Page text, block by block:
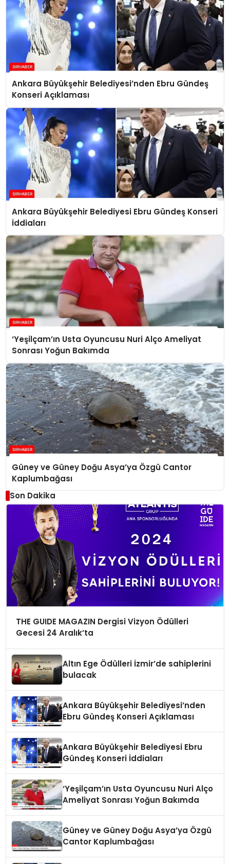
Ankara Büyükşehir Belediyesi’nden Ebru Gündeş
Konseri Açıklaması
Ankara Büyükşehir Belediyesi Ebru Gündeş Konseri
İddiaları
‘Yeşilçam’ın Usta Oyuncusu Nuri Alço Ameliyat
Sonrası Yoğun Bakımda
Güney ve Güney Doğu Asya’ya Özgü Cantor
Kaplumbağası
Son Dakika
THE GUIDE MAGAZIN Dergisi Vizyon Ödülleri
Gecesi 24 Aralık’ta
Altın Ege Ödülleri İzmir’de sahiplerini
bulacak
Ankara Büyükşehir Belediyesi’nden
Ebru Gündeş Konseri Açıklaması
Ankara Büyükşehir Belediyesi Ebru
Gündeş Konseri İddiaları
‘Yeşilçam’ın Usta Oyuncusu Nuri Alço
Ameliyat Sonrası Yoğun Bakımda
Güney ve Güney Doğu Asya’ya Özgü
Cantor Kaplumbağası